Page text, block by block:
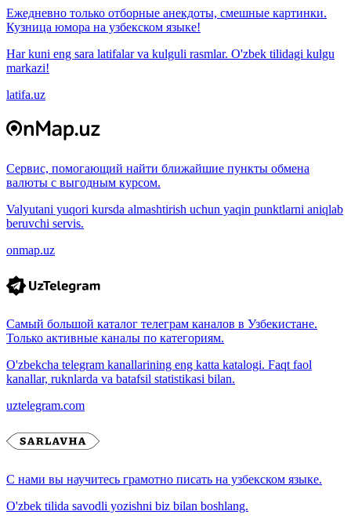
Ежедневно только отборные анекдоты, смешные картинки.
Кузница юмора на узбекском языке!
Har kuni eng sara latifalar va kulguli rasmlar. O'zbek tilidagi kulgu
markazi!
latifa.uz
Сервис, помогающий найти ближайшие пункты обмена
валюты с выгодным курсом.
Valyutani yuqori kursda almashtirish uchun yaqin punktlarni aniqlab
beruvchi servis.
onmap.uz
Самый большой каталог телеграм каналов в Узбекистане.
Только активные каналы по категориям.
O'zbekcha telegram kanallarining eng katta katalogi. Faqt faol
kanallar, ruknlarda va batafsil statistikasi bilan.
uztelegram.com
С нами вы научитесь грамотно писать на узбекском языке.
O'zbek tilida savodli yozishni biz bilan boshlang.